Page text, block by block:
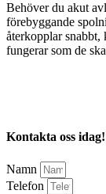
Behöver du akut
förebyggande
återkopplar
fungerar som de
Kontakta oss idag!
Namn
Telefon